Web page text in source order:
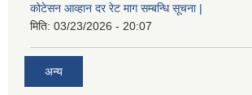
कोटेसन आव्हान दर रेट माग सम्बन्धि सूचना |
मिति: 03/23/2026 - 20:07
अन्य